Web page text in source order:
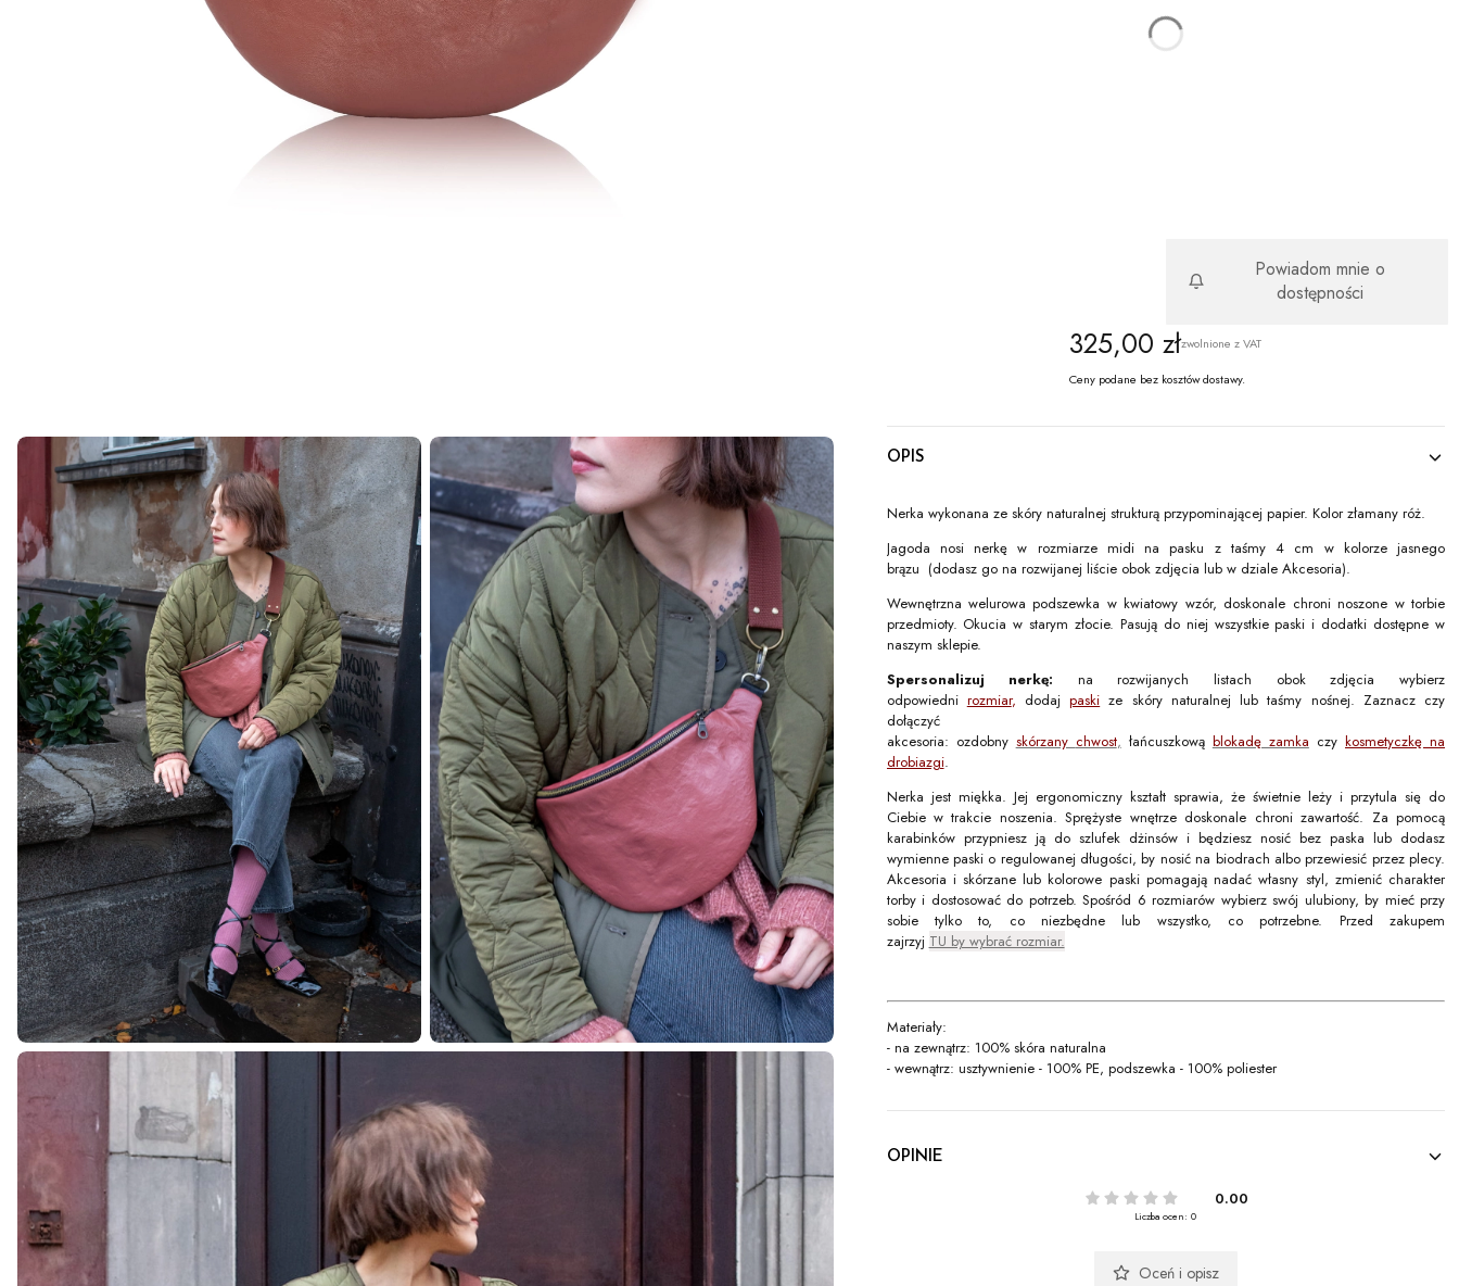
Powiadom mnie o
dostępności
Cena
325,00 złzwolnione z VAT
Ceny podane bez kosztów dostawy.
OPIS
Nerka wykonana ze skóry naturalnej strukturą przypominającej papier. Kolor złamany róż.
Jagoda nosi nerkę w rozmiarze midi na pasku z taśmy 4 cm w kolorze jasnego
brązu (dodasz go na rozwijanej liście obok zdjęcia lub w dziale Akcesoria).
Wewnętrzna welurowa podszewka w kwiatowy wzór, doskonale chroni noszone w torbie
przedmioty. Okucia w starym złocie. Pasują do niej wszystkie paski i dodatki dostępne w
naszym sklepie.
Spersonalizuj nerkę: na rozwijanych listach obok zdjęcia wybierz
odpowiedni rozmiar, dodajpaski ze skóry naturalnej lub taśmy nośnej. Zaznacz czy
dołączyć
akcesoria: ozdobny skórzany chwost, łańcuszkową blokadę zamka czy kosmetyczkę na
drobiazgi.
Nerka jest miękka. Jej ergonomiczny kształt sprawia, że świetnie leży i przytula się do
Ciebie w trakcie noszenia. Sprężyste wnętrze doskonale chroni zawartość. Za pomocą
karabinków przypniesz ją do szlufek dżinsów i będziesz nosić bez paska lub dodasz
wymienne paski o regulowanej długości, by nosić na biodrach albo przewiesić przez plecy.
Akcesoria i skórzane lub kolorowe paski pomagają nadać własny styl, zmienić charakter
torby i dostosować do potrzeb. Spośród 6 rozmiarów wybierz swój ulubiony, by mieć przy
sobie tylko to, co niezbędne lub wszystko, co potrzebne. Przed zakupem
zajrzyj TU by wybrać rozmiar.
Materiały:
- na zewnątrz: 100% skóra naturalna
- wewnątrz: usztywnienie - 100% PE, podszewka - 100% poliester
OPINIE
0.00
Liczba ocen: 0
Oceń i opisz